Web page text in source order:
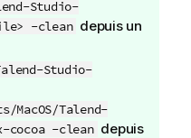
Studio-
-clean depuis un
Studio-
MacOS/Talend-
cocoa -clean depuis